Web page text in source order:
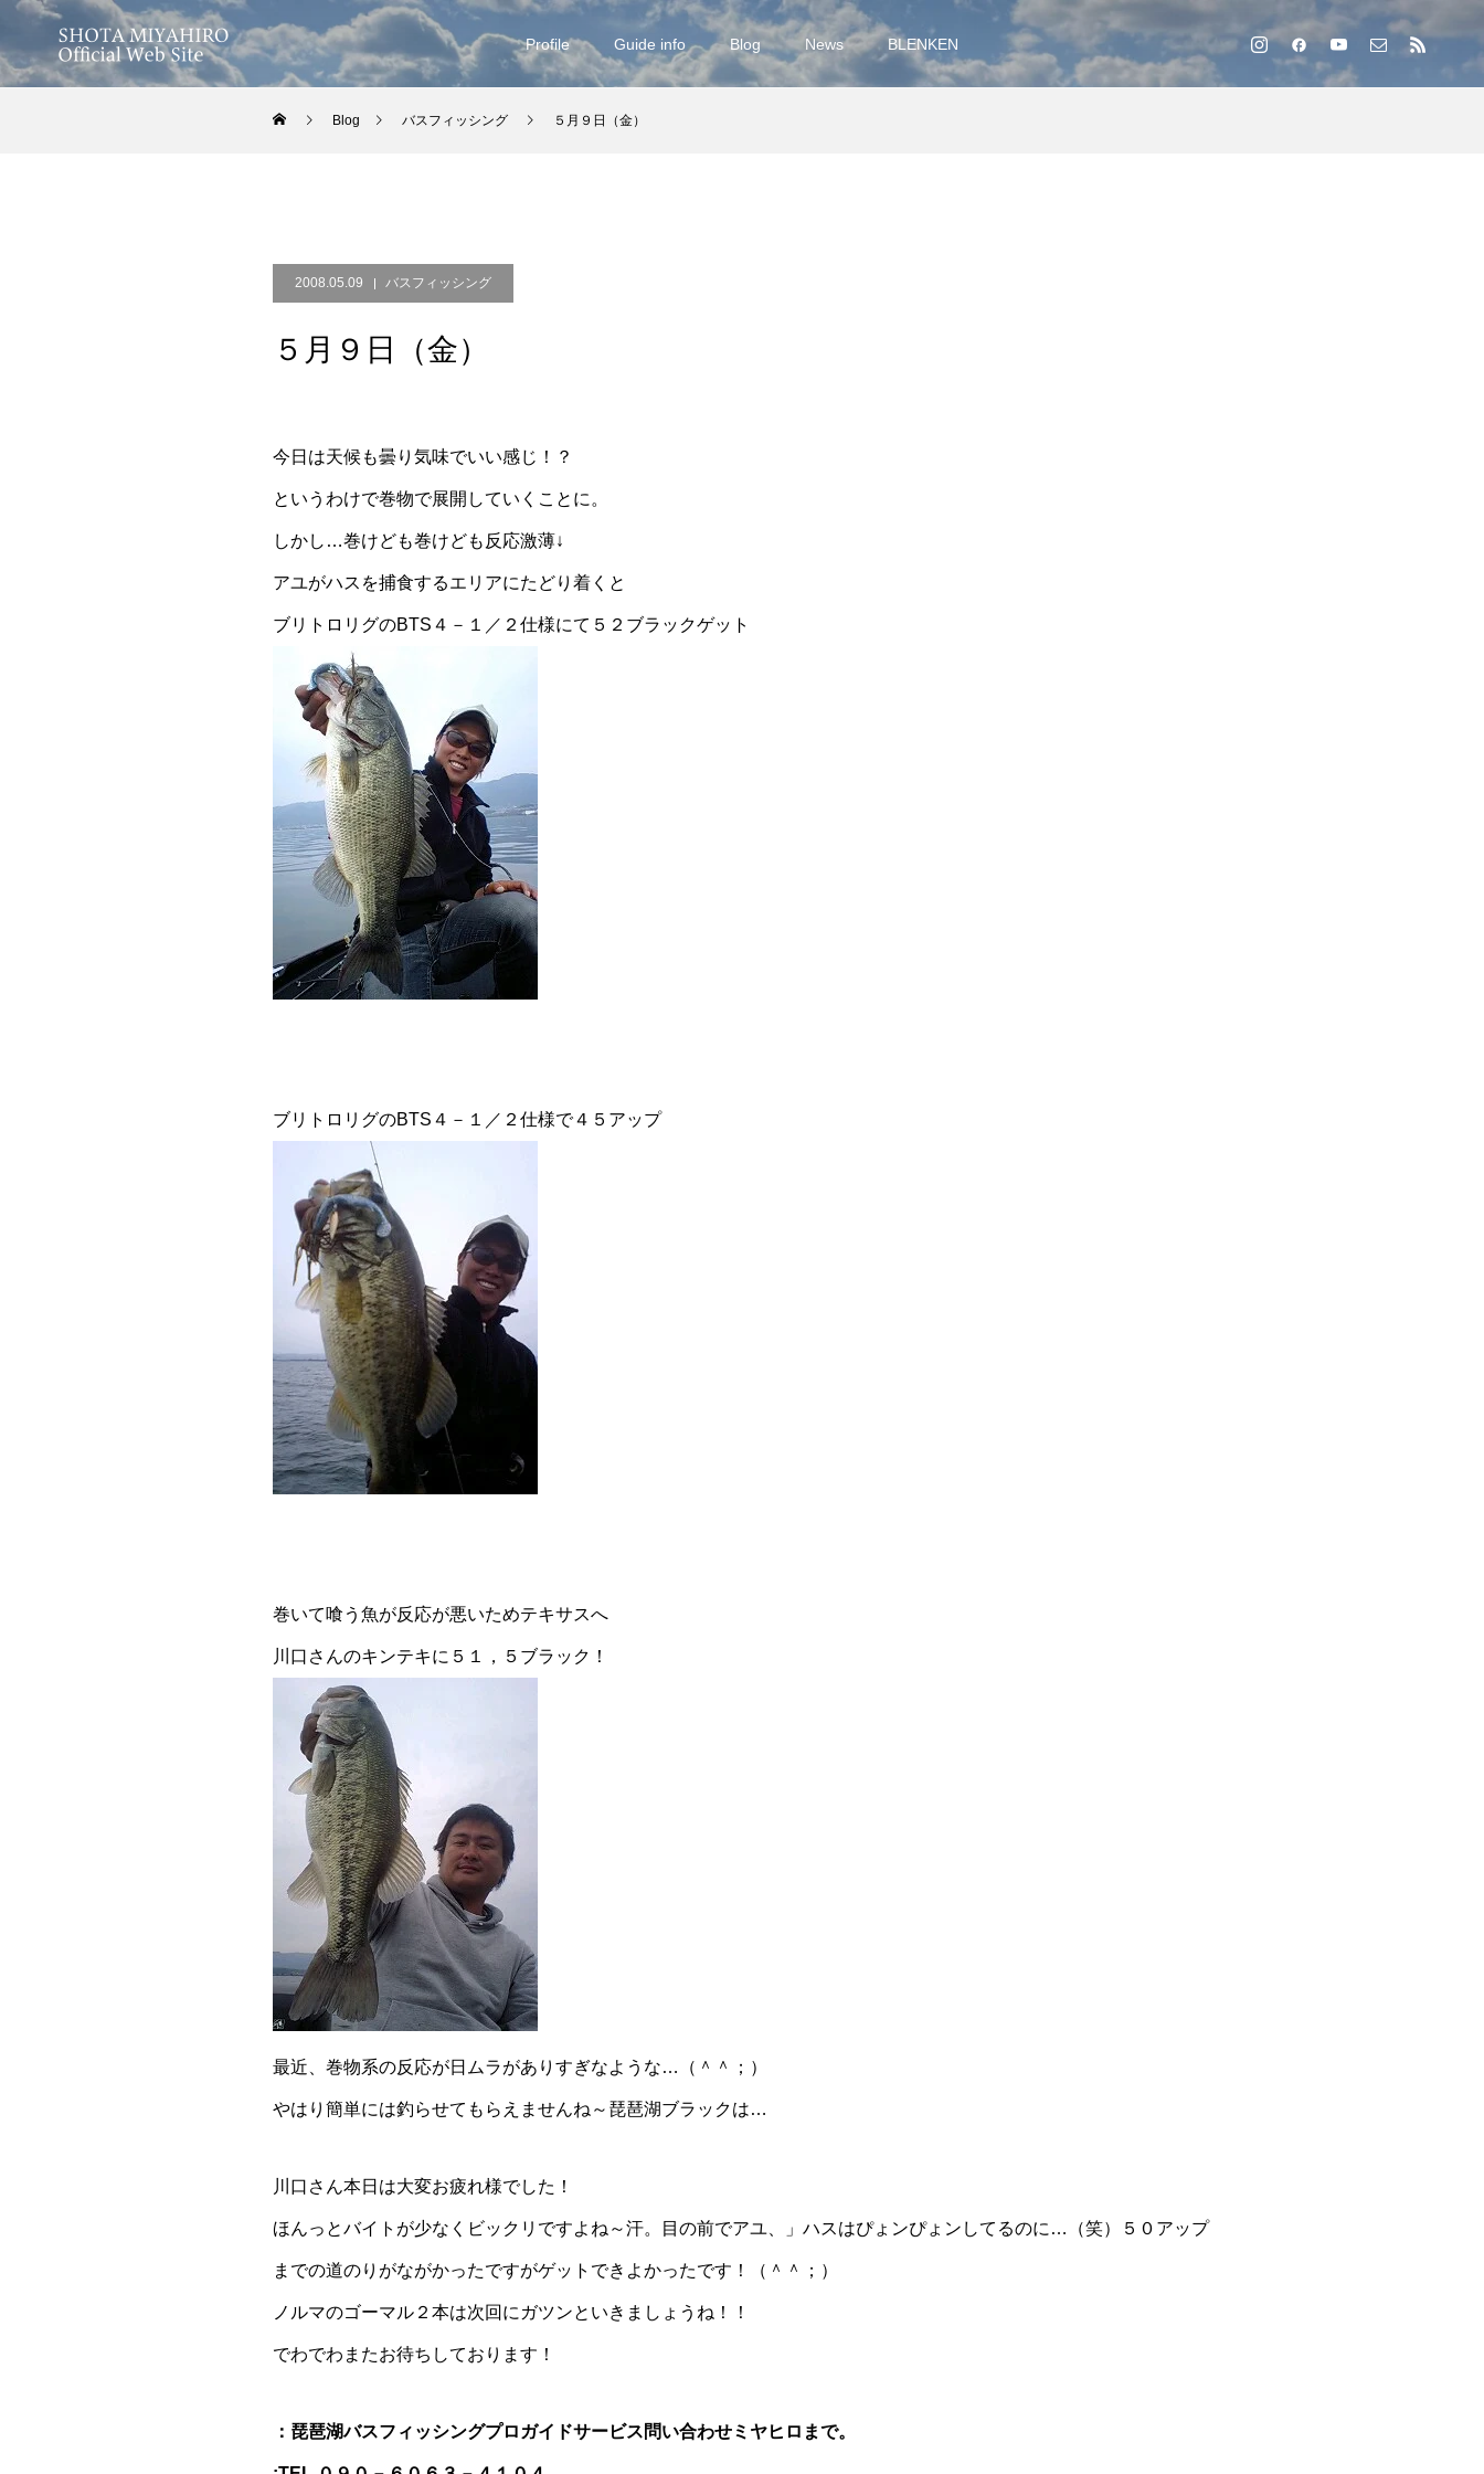
Profile Guide info Blog News BLENKEN
Blog バスフィッシング ５月９日（金）
2008.05.09 バスフィッシング
５月９日（金）
今日は天候も曇り気味でいい感じ！？
というわけで巻物で展開していくことに。
しかし…巻けども巻けども反応激薄↓
アユがハスを捕食するエリアにたどり着くと
ブリトロリグのBTS４－１／２仕様にて５２ブラックゲット
ブリトロリグのBTS４－１／２仕様で４５アップ
巻いて喰う魚が反応が悪いためテキサスへ
川口さんのキンテキに５１，５ブラック！
最近、巻物系の反応が日ムラがありすぎなような…（＾＾；）
やはり簡単には釣らせてもらえませんね～琵琶湖ブラックは…
川口さん本日は大変お疲れ様でした！
ほんっとバイトが少なくビックリですよね～汗。目の前でアユ、」ハスはぴょンぴょンしてるのに…（笑）５０アップ
までの道のりがながかったですがゲットできよかったです！（＾＾；）
ノルマのゴーマル２本は次回にガツンといきましょうね！！
でわでわまたお待ちしております！
：琵琶湖バスフィッシングプロガイドサービス問い合わせミヤヒロまで。